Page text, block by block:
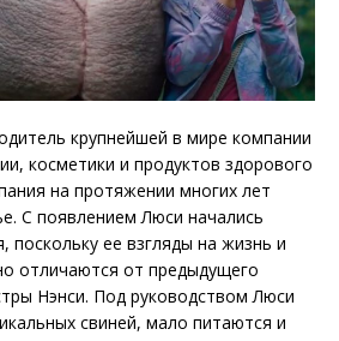
крупнейшей в мире компании
косметики и продуктов здорового
на протяжении многих лет
С появлением Люси начались
поскольку ее взгляды на жизнь и
отличаются от предыдущего
Нэнси. Под руководством Люси
свиней, мало питаются и